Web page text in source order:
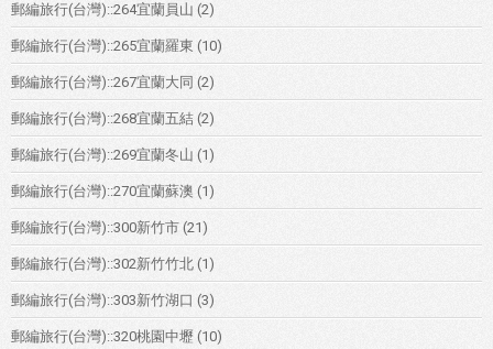
郵編旅行(台灣)::264宜蘭員山 (2)
郵編旅行(台灣)::265宜蘭羅東 (10)
郵編旅行(台灣)::267宜蘭大同 (2)
郵編旅行(台灣)::268宜蘭五結 (2)
郵編旅行(台灣)::269宜蘭冬山 (1)
郵編旅行(台灣)::270宜蘭蘇澳 (1)
郵編旅行(台灣)::300新竹市 (21)
郵編旅行(台灣)::302新竹竹北 (1)
郵編旅行(台灣)::303新竹湖口 (3)
郵編旅行(台灣)::320桃園中壢 (10)